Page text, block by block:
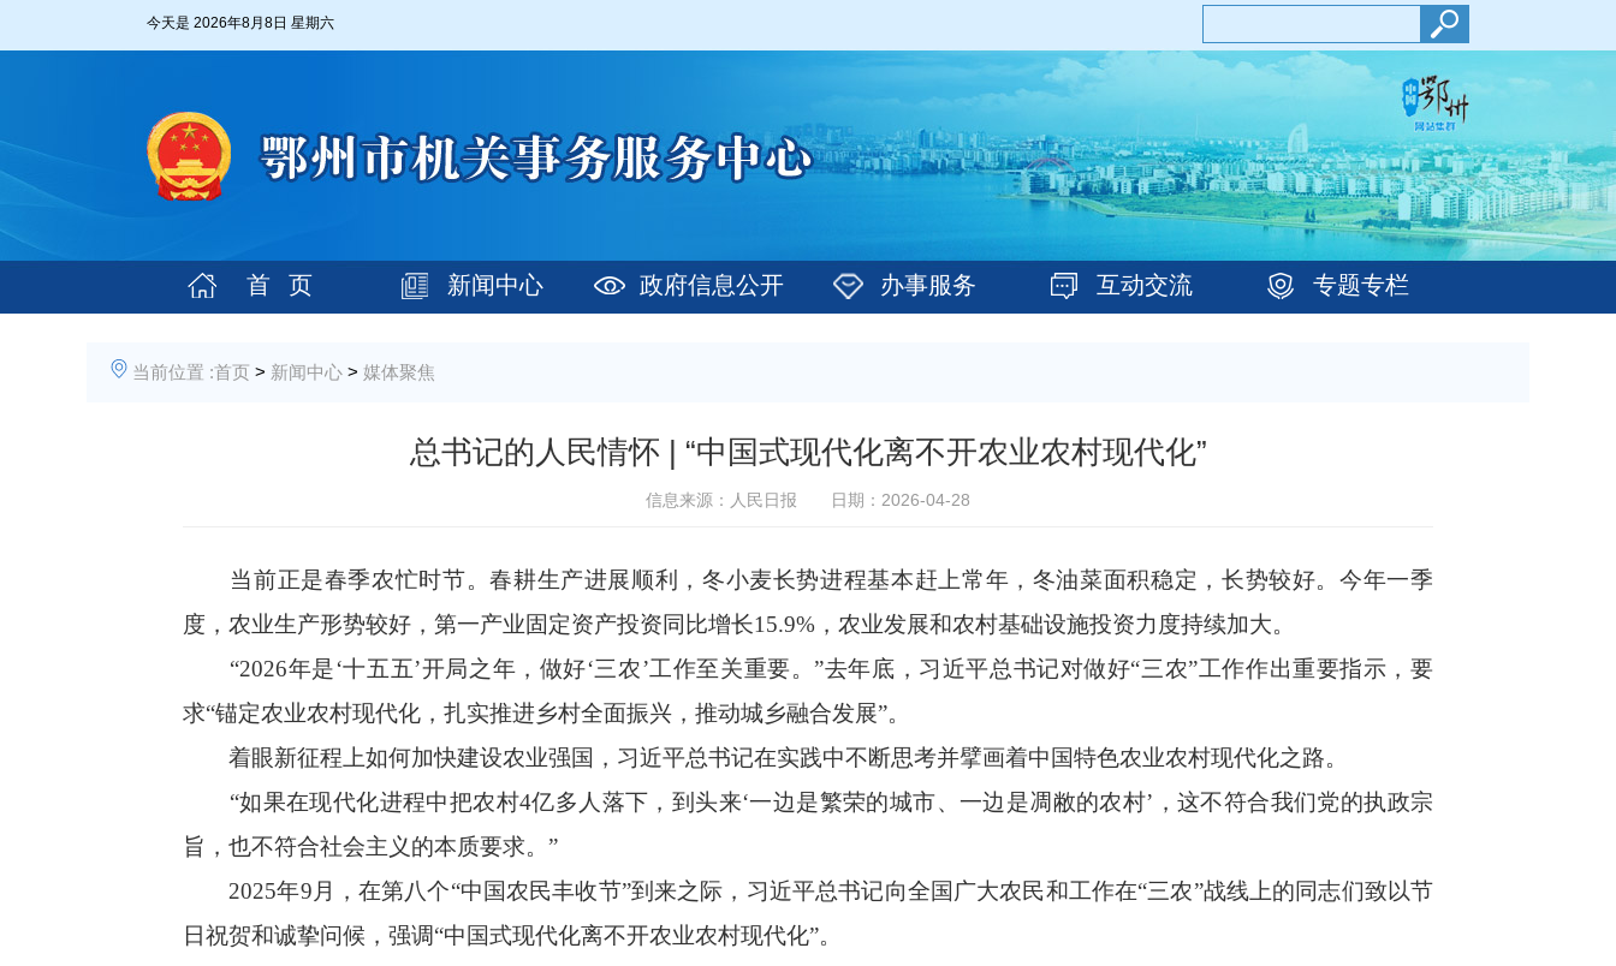
今天是 2026年8月8日 星期六
首 页 新闻中心 政府信息公开 办事服务 互动交流 专题专栏
当前位置 :首页 > 新闻中心 > 媒体聚焦
总书记的人民情怀 | “中国式现代化离不开农业农村现代化”
信息来源：人民日报 日期：2026-04-28
当前正是春季农忙时节。春耕生产进展顺利，冬小麦长势进程基本赶上常年，冬油菜面积稳定，长势较好。今年一季
度，农业生产形势较好，第一产业固定资产投资同比增长15.9%，农业发展和农村基础设施投资力度持续加大。
“2026年是‘十五五’开局之年，做好‘三农’工作至关重要。”去年底，习近平总书记对做好“三农”工作作出重要指示，要
求“锚定农业农村现代化，扎实推进乡村全面振兴，推动城乡融合发展”。
着眼新征程上如何加快建设农业强国，习近平总书记在实践中不断思考并擘画着中国特色农业农村现代化之路。
“如果在现代化进程中把农村4亿多人落下，到头来‘一边是繁荣的城市、一边是凋敝的农村’，这不符合我们党的执政宗
旨，也不符合社会主义的本质要求。”
2025年9月，在第八个“中国农民丰收节”到来之际，习近平总书记向全国广大农民和工作在“三农”战线上的同志们致以节
日祝贺和诚挚问候，强调“中国式现代化离不开农业农村现代化”。